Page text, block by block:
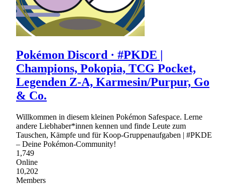
Pokémon Discord · #PKDE |
Champions, Pokopia, TCG Pocket,
Legenden Z-A, Karmesin/Purpur, Go
& Co.
Willkommen in diesem kleinen Pokémon Safespace. Lerne
andere Liebhaber*innen kennen und finde Leute zum
Tauschen, Kämpfe und für Koop-Gruppenaufgaben | #PKDE
– Deine Pokémon-Community!
1,749
Online
10,202
Members